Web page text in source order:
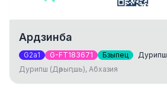
Ардзинба
G2a1 G-FT183671 Бзыпец Дурипш
Дурипш (Дәрыԥшь), Абхазия